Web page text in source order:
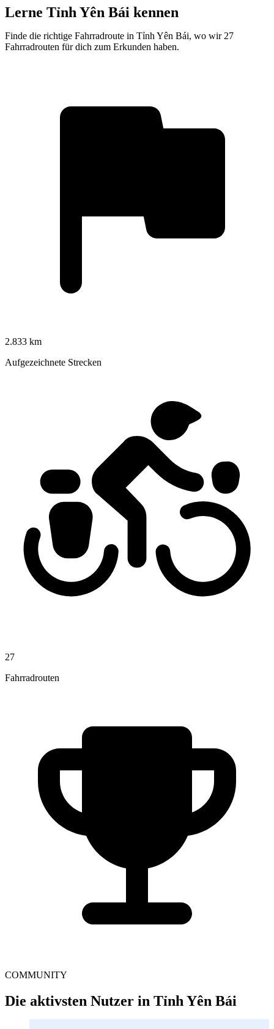
Lerne Tỉnh Yên Bái kennen
Finde die richtige Fahrradroute in Tỉnh Yên Bái, wo wir 27
Fahrradrouten für dich zum Erkunden haben.
2.833 km
Aufgezeichnete Strecken
27
Fahrradrouten
COMMUNITY
Die aktivsten Nutzer in Tỉnh Yên Bái